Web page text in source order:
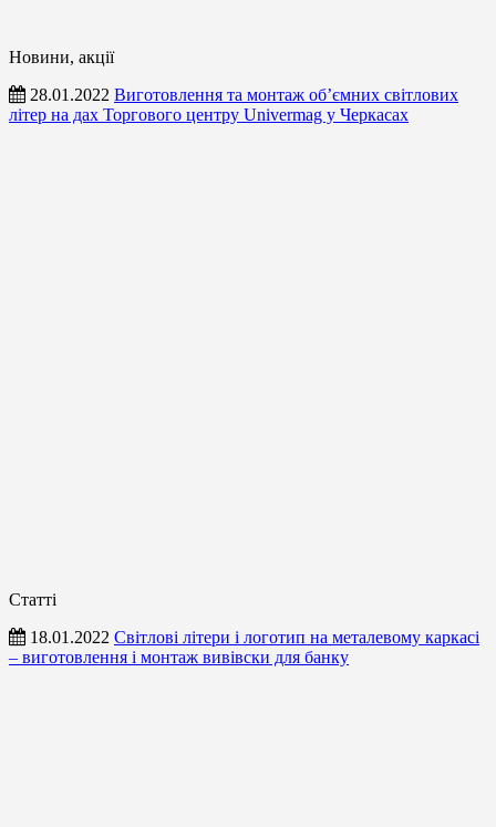
Новини, акції
28.01.2022 Виготовлення та монтаж об’ємних світлових
літер на дах Торгового центру Univermag у Черкасах
Статті
18.01.2022 Світлові літери і логотип на металевому каркасі
– виготовлення і монтаж вивівски для банку